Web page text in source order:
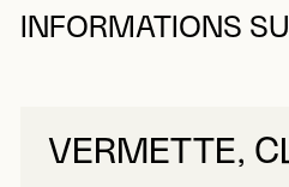
INFORMATIONS
VERMETTE,